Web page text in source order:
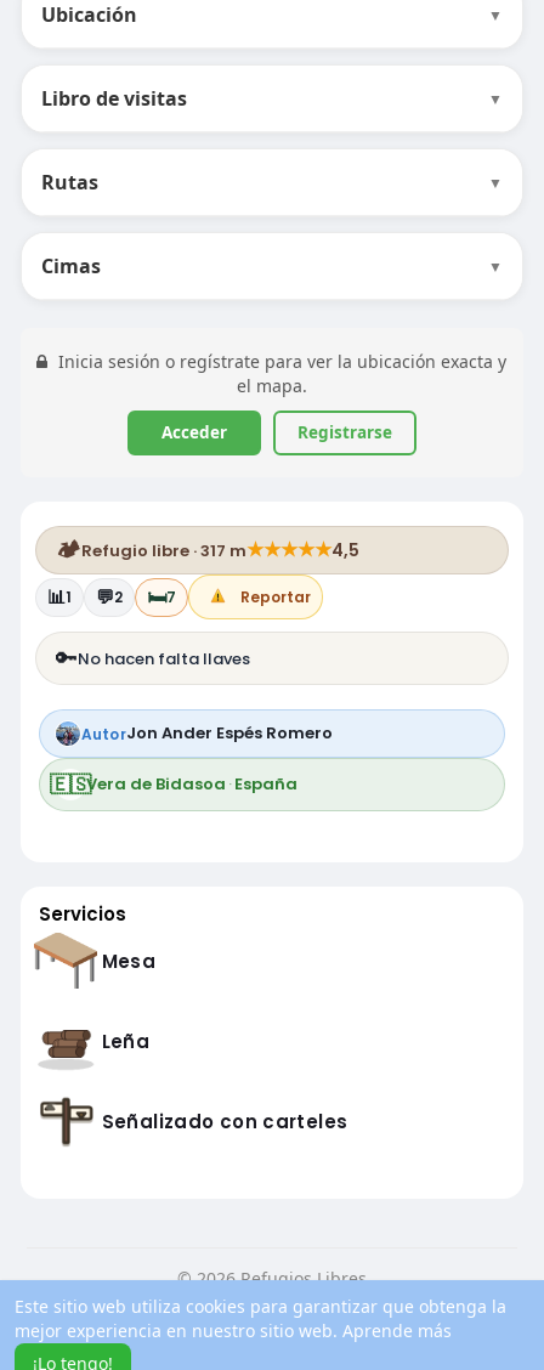
Este sitio web utiliza cookies para garantizar que obtenga la
mejor experiencia en nuestro sitio web. Aprende más
¡Lo tengo!
Ubicación ▼
Libro de visitas ▼
Rutas ▼
Cimas ▼
Inicia sesión o regístrate para ver la ubicación exacta y
el mapa.
Acceder Registrarse
🏕️Refugio libre · 317 m★★★★★4,5
📊1 💬2 🛏️7 Reportar
🔑No hacen falta llaves
AutorJon Ander Espés Romero
🇪🇸Vera de Bidasoa ·España
Servicios
Mesa
Leña
Señalizado con carteles
© 2026 Refugios Libres
Inicio
Conocenos Contacto
Política de privacidad
Condiciones de uso
Blog
Más información